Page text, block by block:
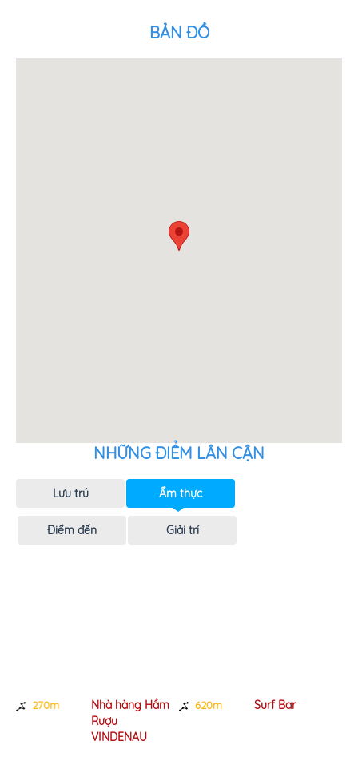
BẢN ĐỒ
NHỮNG ĐIỂM LÂN CẬN
Lưu trú Ẩm thực
Điểm đến Giải trí
Nhà hàng Hầm
VINDENAU
620m Surf Bar